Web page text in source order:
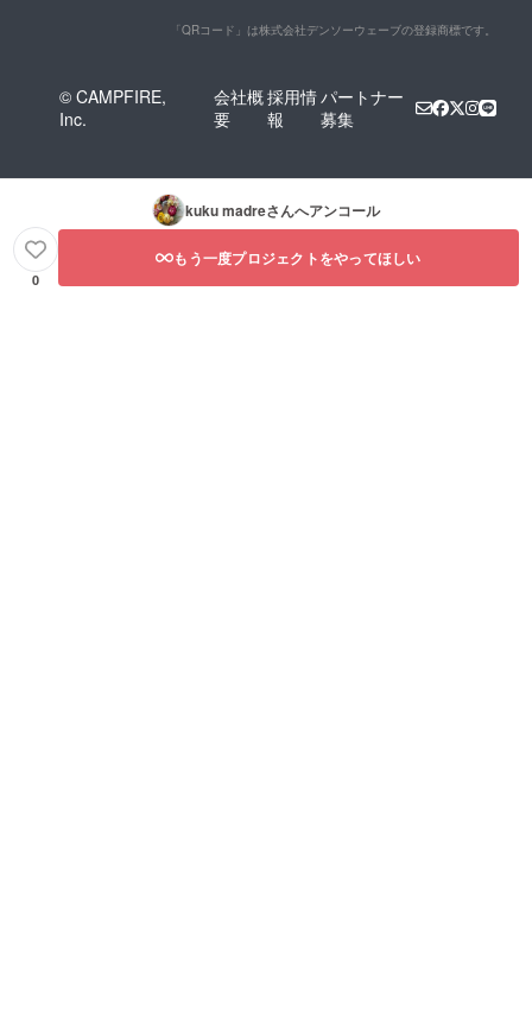
「QRコード」は株式会社デンソーウェーブの登録商標です。
© CAMPFIRE,
Inc.
会社概
要
採用情
報
パートナー
募集
kuku madreさんへアンコール
0
もう一度プロジェクトをやってほしい